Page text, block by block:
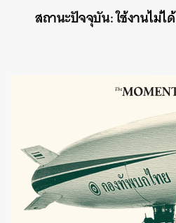
สถานะปัจจุบัน: ใช้งานไม่ได้